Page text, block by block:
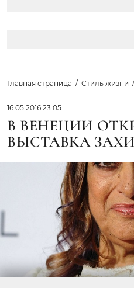
Главная страница Стиль жизни
16.05.2016 23:05
В ВЕНЕЦИИ
ВЫСТАВКА